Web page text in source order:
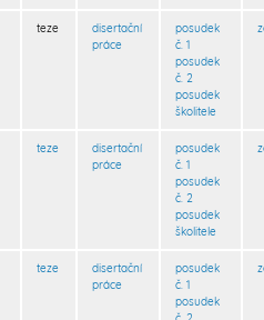
teze
disertační
práce
posudek
č. 1
posudek
č. 2
posudek
školitele
teze
disertační
práce
posudek
č. 1
posudek
č. 2
posudek
školitele
teze
disertační
práce
posudek
č. 1
posudek